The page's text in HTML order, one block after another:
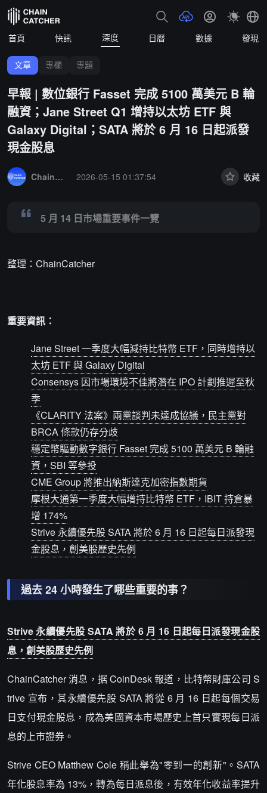
首頁 快訊 深度 日曆 數據 發現
文章 專欄 專題
早報 | 數位銀行 Fasset 完成 5100 萬美元 B 輪
融資；Jane Street Q1 增持以太坊 ETF 與
Galaxy Digital；SATA 將於 6 月 16 日起派發
現金股息
ChainCatcher 精選
2026-05-15 01:37:54 收藏
5 月 14 日市場重要事件一覽
整理：ChainCatcher
重要資訊：
Jane Street 一季度大幅減持比特幣 ETF，同時增持以
太坊 ETF 與 Galaxy Digital
Consensys 因市場環境不佳將潛在 IPO 計劃推遲至秋
季
《CLARITY 法案》兩黨談判未達成協議，民主黨對
BRCA 條款仍存分歧
穩定幣驅動數字銀行 Fasset 完成 5100 萬美元 B 輪融
資，SBI 等參投
CME Group 將推出納斯達克加密指數期貨
摩根大通第一季度大幅增持比特幣 ETF，IBIT 持倉暴
增 174%
Strive 永續優先股 SATA 將於 6 月 16 日起每日派發現
金股息，創美股歷史先例
過去 24 小時發生了哪些重要的事？
Strive 永續優先股 SATA 將於 6 月 16 日起每日派發現金股
息，創美股歷史先例
ChainCatcher 消息，据 CoinDesk 報道，比特幣財庫公司 S
trive 宣布，其永續優先股 SATA 將從 6 月 16 日起每個交易
日支付現金股息，成為美國資本市場歷史上首只實現每日派
息的上市證券。
Strive CEO Matthew Cole 稱此舉為"零到一的創新"。SATA
年化股息率為 13%，轉為每日派息後，有效年化收益率提升